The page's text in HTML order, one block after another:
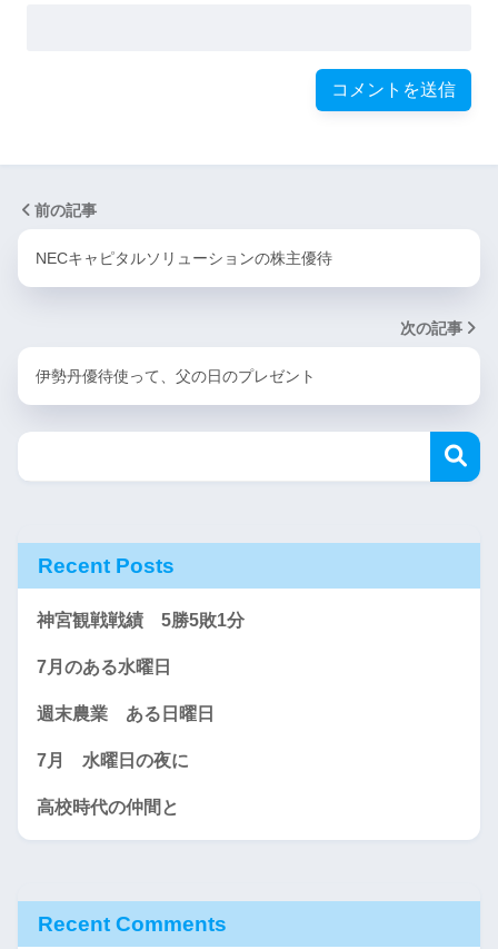
前の記事
NECキャピタルソリューションの株主優待
次の記事
伊勢丹優待使って、父の日のプレゼント
Recent Posts
神宮観戦戦績 5勝5敗1分
7月のある水曜日
週末農業 ある日曜日
7月 水曜日の夜に
高校時代の仲間と
Recent Comments